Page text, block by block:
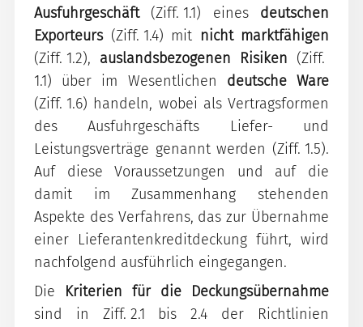
Ausfuhrgeschäft(Ziff. 1.1) eines deutschen
Exporteurs(Ziff. 1.4) mit nicht marktfähigen
(Ziff. 1.2), auslandsbezogenen Risiken (Ziff.
1.1) über im Wesentlichen deutsche Ware
(Ziff. 1.6) handeln, wobei als Vertragsformen
des Ausfuhrgeschäfts Liefer- und
Leistungsverträge genannt werden (Ziff. 1.5).
Auf diese Voraussetzungen und auf die
damit im Zusammenhang stehenden
Aspekte des Verfahrens, das zur Übernahme
einer Lieferantenkreditdeckung führt, wird
nachfolgend ausführlich eingegangen.
Die Kriterien für die Deckungsübernahme
sind in Ziff. 2.1 bis 2.4 der Richtlinien